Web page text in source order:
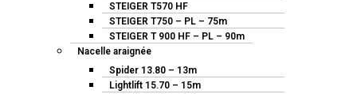
STEIGER T570 HF
STEIGER T750 – PL – 75m
STEIGER T 900 HF – PL – 90m
Nacelle araignée
Spider 13.80 – 13m
Lightlift 15.70 – 15m